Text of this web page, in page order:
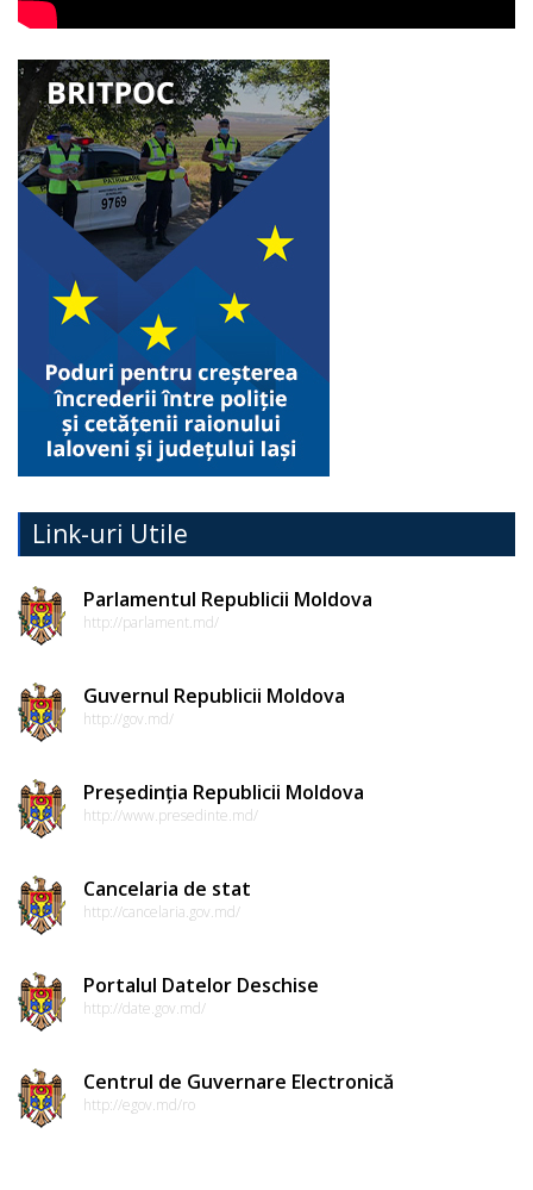
Link-uri Utile
Parlamentul Republicii Moldova
http://parlament.md/
Guvernul Republicii Moldova
http://gov.md/
Președinția Republicii Moldova
http://www.presedinte.md/
Cancelaria de stat
http://cancelaria.gov.md/
Portalul Datelor Deschise
http://date.gov.md/
Centrul de Guvernare Electronică
http://egov.md/ro